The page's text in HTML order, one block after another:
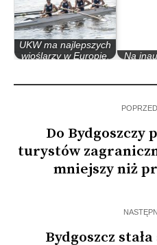
UKW ma najlepszych
wioślarzy w Europie.
Na
Do Bydgoszczy
turystów
mniejszy niż
Bydgoszcz